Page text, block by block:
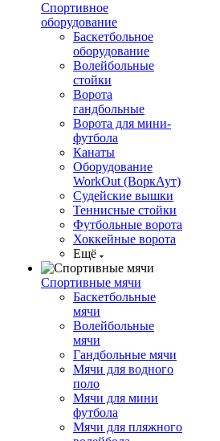
Спортивное
оборудование
Баскетбольное
оборудование
Волейбольные
стойки
Ворота
гандбольные
Ворота для мини-
футбола
Канаты
Оборудование
WorkOut (ВоркАут)
Судейские вышки
Теннисные стойки
Футбольные ворота
Хоккейные ворота
Ещё
Спортивные мячи
Баскетбольные
мячи
Волейбольные
мячи
Гандбольные мячи
Мячи для водного
поло
Мячи для мини
футбола
Мячи для пляжного